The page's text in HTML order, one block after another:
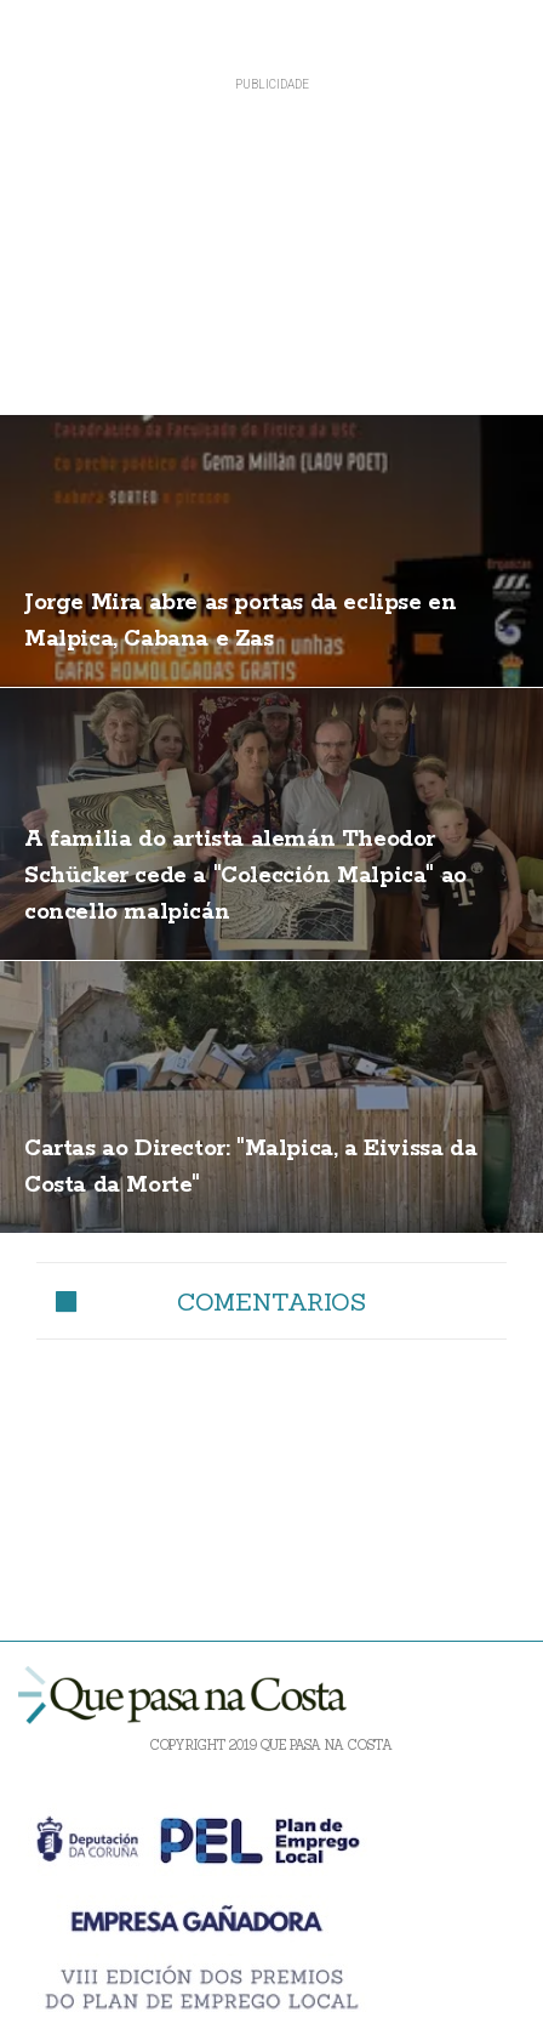
Jorge Mira abre as portas da eclipse en
Malpica, Cabana e Zas
A familia do artista alemán Theodor
Schücker cede a "Colección Malpica" ao
concello malpicán
Cartas ao Director: "Malpica, a Eivissa da
Costa da Morte"
COMENTARIOS
COPYRIGHT 2019 QUE PASA NA COSTA